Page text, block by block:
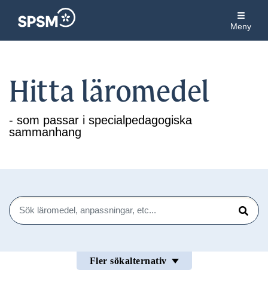
Meny
Hitta läromedel
- som passar i specialpedagogiska
sammanhang
Sök
Sök
Fler sökalternativ